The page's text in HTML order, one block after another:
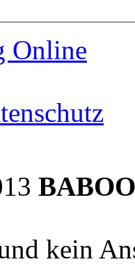
Online
kein